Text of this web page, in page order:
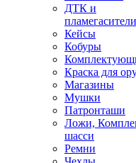
ДТК и
пламегасители
Кейсы
Кобуры
Краска для
Магазины
Мушки
Патронташи
Ложи,
шасси
Ремни